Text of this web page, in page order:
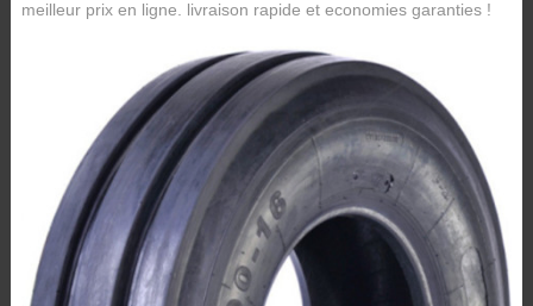
meilleur prix en ligne. livraison rapide et economies garanties !